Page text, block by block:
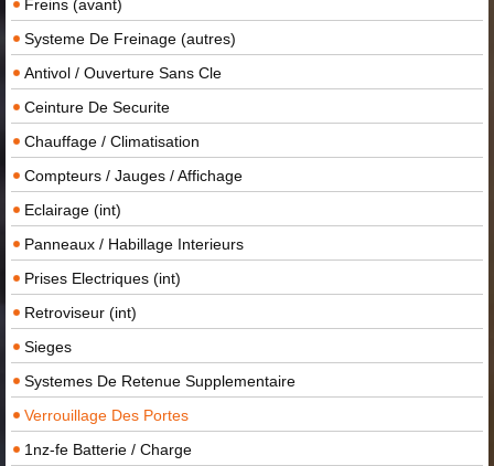
Freins (avant)
Systeme De Freinage (autres)
Antivol / Ouverture Sans Cle
Ceinture De Securite
Chauffage / Climatisation
Compteurs / Jauges / Affichage
Eclairage (int)
Panneaux / Habillage Interieurs
Prises Electriques (int)
Retroviseur (int)
Sieges
Systemes De Retenue Supplementaire
Verrouillage Des Portes
1nz-fe Batterie / Charge